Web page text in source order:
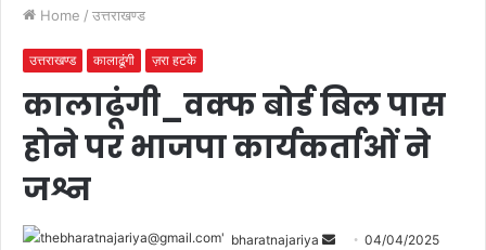
Home / उत्तराखण्ड
उत्तराखण्ड कालाढूंगी ज़रा हटके
कालाढूंगी_वक्फ बोर्ड बिल पास
होने पर भाजपा कार्यकर्ताओं ने
जश्न
bharatnajariya 04/04/2025